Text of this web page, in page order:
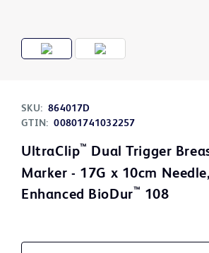
SKU: 864017D
GTIN: 00801741032257
UltraClip™ Dual Trigger
Marker - 17G x 10cm
Enhanced BioDur™ 108